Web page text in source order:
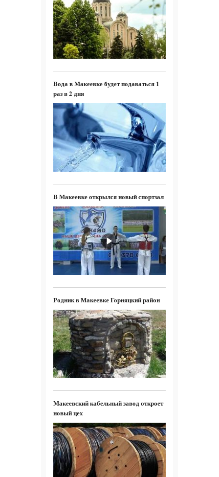
Вода в Макеевке будет подаваться 1
раз в 2 дня
В Макеевке открылся новый спортзал
Родник в Макеевке Горняцкий район
Макеевский кабельный завод откроет
новый цех